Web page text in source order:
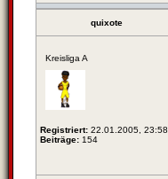
quixote
Kreisliga A
Registriert: 22.01.2005, 23:58
Beiträge: 154